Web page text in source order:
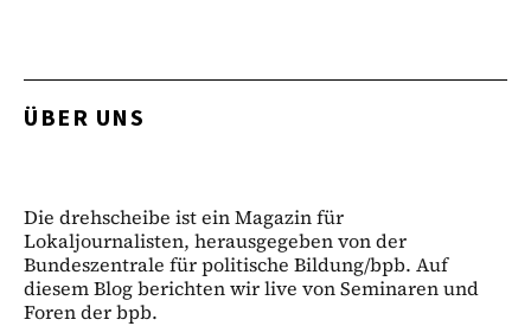
ÜBER UNS
Die drehscheibe ist ein Magazin für
Lokaljournalisten, herausgegeben von der
Bundeszentrale für politische Bildung/bpb. Auf
diesem Blog berichten wir live von Seminaren und
Foren der bpb.